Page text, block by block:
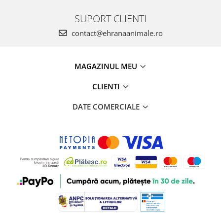
SUPORT CLIENTI
contact@ehranaanimale.ro
MAGAZINUL MEU
CLIENTI
DATE COMERCIALE